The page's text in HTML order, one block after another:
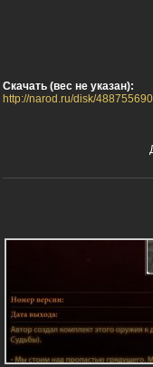
Скачать (вес не указан):
http://narod.ru/disk/